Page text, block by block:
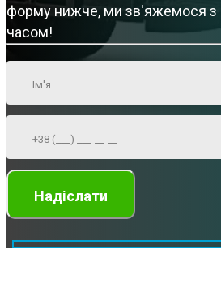
форму нижче, ми зв'яжемося
часом!